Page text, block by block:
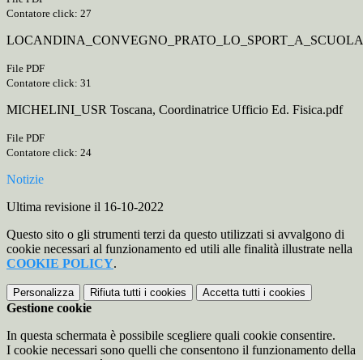
Contatore click: 27
File PDF
Contatore click: 31
MICHELINI_USR Toscana, Coordinatrice Ufficio Ed. Fisica.pdf
File PDF
Contatore click: 24
Notizie
Ultima revisione il 16-10-2022
Questo sito o gli strumenti terzi da questo utilizzati si avvalgono di
cookie necessari al funzionamento ed utili alle finalità illustrate nella
COOKIE POLICY.
Personalizza Rifiuta tutti i cookies Accetta tutti i cookies
Gestione cookie
In questa schermata è possibile scegliere quali cookie consentire.
I cookie necessari sono quelli che consentono il funzionamento della